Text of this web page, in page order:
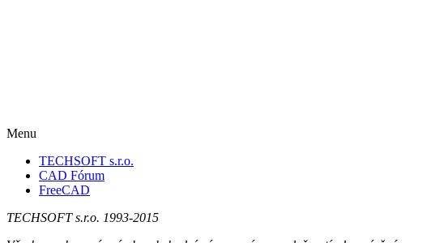
Menu
TECHSOFT s.r.o.
CAD Fórum
FreeCAD
TECHSOFT s.r.o. 1993-2015